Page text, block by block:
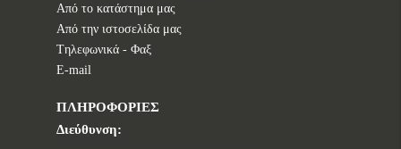
Από το κατάστημα μας
Από την ιστοσελίδα μας
Tηλεφωνικά - Φαξ
E-mail
ΠΛΗΡΟΦΟΡΙΕΣ
Διεύθυνση: